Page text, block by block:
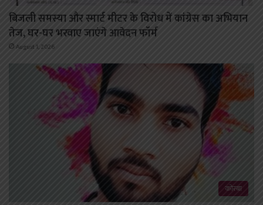
बिजली समस्या और स्मार्ट मीटर के विरोध में कांग्रेस का अभियान
तेज, घर-घर भरवाए जाएंगे आवेदन फॉर्म
August 1, 2026
कोरबा